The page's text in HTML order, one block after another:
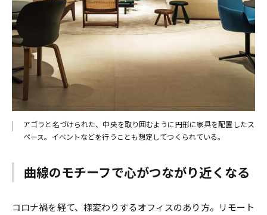
アゴラと名づけられた、中央を取り囲むように円形に家具を配置したス
ペース。イベントなどを行うことも想定してつくられている。
曲線のモチーフで心がつながり近くなる
コロナ禍を経て、様変わりするオフィスのあり方。リモート